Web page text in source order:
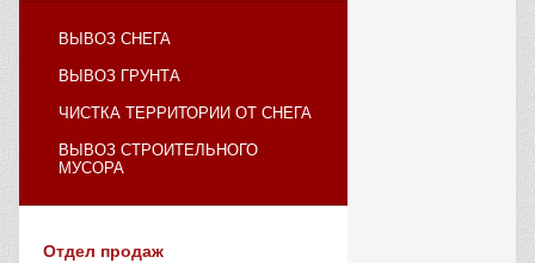
ВЫВОЗ СНЕГА
ВЫВОЗ ГРУНТА
ЧИСТКА ТЕРРИТОРИИ ОТ СНЕГА
ВЫВОЗ СТРОИТЕЛЬНОГО
МУСОРА
Отдел продаж